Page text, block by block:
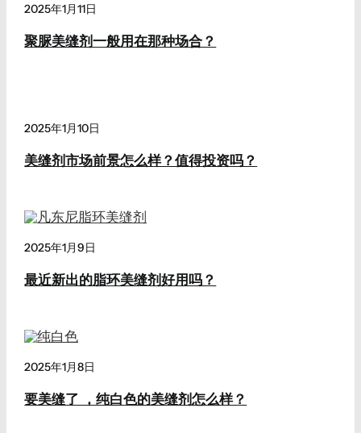
2025年1月11日
聚脲美缝剂一般用在那种场合？
2025年1月10日
美缝剂市场前景怎么样？值得投资吗？
2025年1月9日
最近新出的脂环美缝剂好用吗？
2025年1月8日
要美缝了 ，纯白色的美缝剂怎么样？